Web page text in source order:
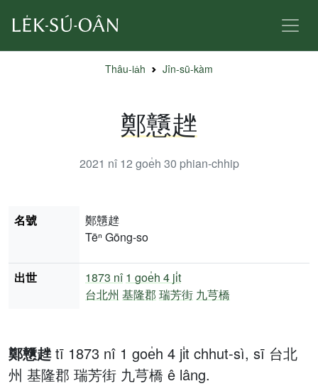
Thâu-ia̍h Jîn-sū-kàm
鄭戇趖
2021 nî 12 goe̍h 30 phian-chhip
鄭戇趖tī 1873 nî 1 goe̍h 4 ji̍t chhut-sì, sī 台北
州 基隆郡 瑞芳街 九芎橋 ê lâng.
名號
鄭戇趖
Tēⁿ Gōng-so
出世 1873 nî 1 goe̍h 4 ji̍t
台北州 基隆郡 瑞芳街 九芎橋